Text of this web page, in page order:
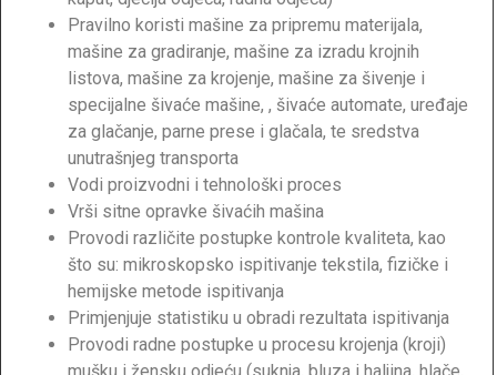
Pravilno koristi mašine za pripremu materijala,
mašine za gradiranje, mašine za izradu krojnih
listova, mašine za krojenje, mašine za šivenje i
specijalne šivaće mašine, , šivaće automate, uređaje
za glačanje, parne prese i glačala, te sredstva
unutrašnjeg transporta
Vodi proizvodni i tehnološki proces
Vrši sitne opravke šivaćih mašina
Provodi različite postupke kontrole kvaliteta, kao
što su: mikroskopsko ispitivanje tekstila, fizičke i
hemijske metode ispitivanja
Primjenjuje statistiku u obradi rezultata ispitivanja
Provodi radne postupke u procesu krojenja (kroji)